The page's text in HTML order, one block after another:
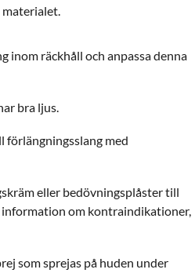
inom räckhåll och anpassa denna
bra ljus.
förlängningsslang med
eller bedövningsplåster till
information om kontraindikationer,
som sprejas på huden under